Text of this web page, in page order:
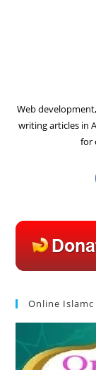
Web
writing articles in
for
Online Islamc